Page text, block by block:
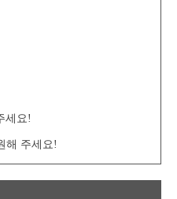
세요!
해 주세요!